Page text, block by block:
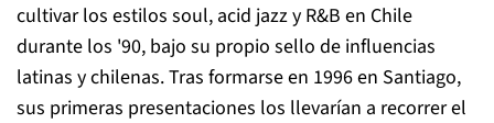
cultivar los estilos soul, acid jazz y R&B en Chile
durante los '90, bajo su propio sello de influencias
latinas y chilenas. Tras formarse en 1996 en Santiago,
sus primeras presentaciones los llevarían a recorrer el